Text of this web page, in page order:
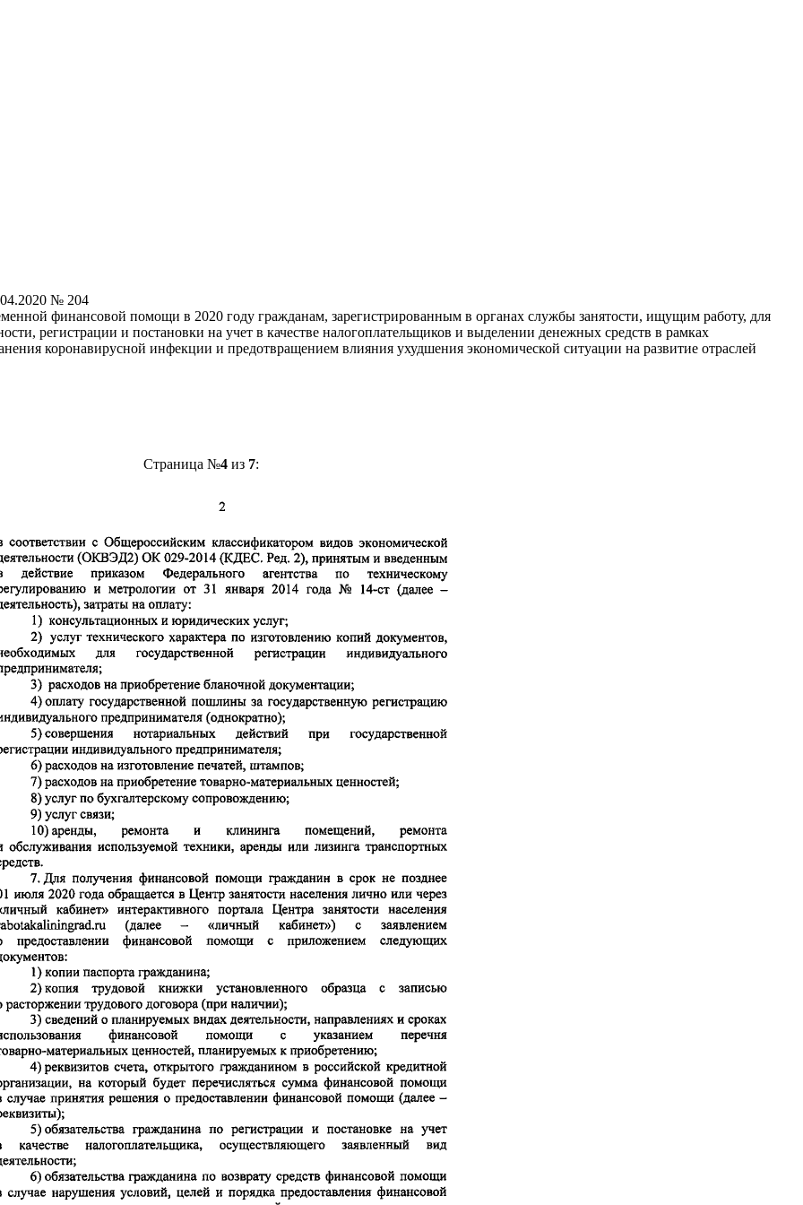
№ 204
финансовой помощи в 2020 году гражданам, зарегистрированным в органах службы занятости, ищущим работу, для
регистрации и постановки на учет в качестве налогоплательщиков и выделении денежных средств в рамках
коронавирусной инфекции и предотвращением влияния ухудшения экономической ситуации на развитие отраслей
Страница №4из 7: